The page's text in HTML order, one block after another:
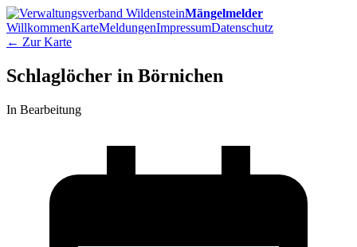
Mängelmelder
WillkommenKarteMeldungenImpressumDatenschutz
← Zur Karte
Schlaglöcher in Börnichen
In Bearbeitung